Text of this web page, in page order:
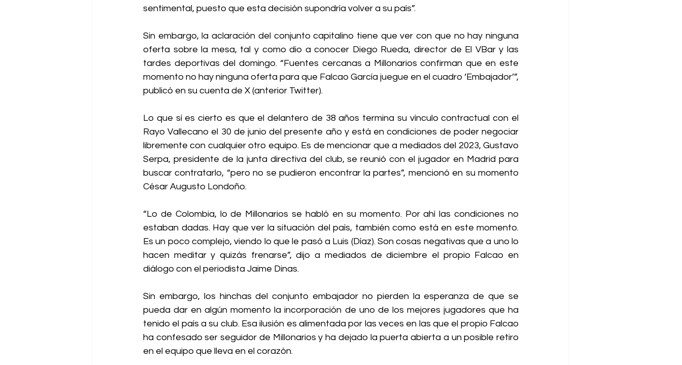
sentimental, puesto que esta decisión supondría volver a su país”.
Sin embargo, la aclaración del conjunto capitalino tiene que ver con que no hay ninguna
oferta sobre la mesa, tal y como dio a conocer Diego Rueda, director de El VBar y las
tardes deportivas del domingo. “Fuentes cercanas a Millonarios confirman que en este
momento no hay ninguna oferta para que Falcao García juegue en el cuadro ‘Embajador’”,
publicó en su cuenta de X (anterior Twitter).
Lo que sí es cierto es que el delantero de 38 años termina su vínculo contractual con el
Rayo Vallecano el 30 de junio del presente año y está en condiciones de poder negociar
libremente con cualquier otro equipo. Es de mencionar que a mediados del 2023, Gustavo
Serpa, presidente de la junta directiva del club, se reunió con el jugador en Madrid para
buscar contratarlo, “pero no se pudieron encontrar la partes”, mencionó en su momento
César Augusto Londoño.
“Lo de Colombia, lo de Millonarios se habló en su momento. Por ahí las condiciones no
estaban dadas. Hay que ver la situación del país, también como está en este momento.
Es un poco complejo, viendo lo que le pasó a Luis (Díaz). Son cosas negativas que a uno lo
hacen meditar y quizás frenarse”, dijo a mediados de diciembre el propio Falcao en
diálogo con el periodista Jaime Dinas.
Sin embargo, los hinchas del conjunto embajador no pierden la esperanza de que se
pueda dar en algún momento la incorporación de uno de los mejores jugadores que ha
tenido el país a su club. Esa ilusión es alimentada por las veces en las que el propio Falcao
ha confesado ser seguidor de Millonarios y ha dejado la puerta abierta a un posible retiro
en el equipo que lleva en el corazón.